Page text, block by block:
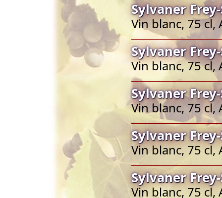
Sylvaner
Vin blanc, 75 cl,
Sylvaner
Vin blanc, 75 cl,
Sylvaner
Vin blanc, 75 cl,
Sylvaner
Vin blanc, 75 cl,
Sylvaner
Vin blanc, 75 cl,